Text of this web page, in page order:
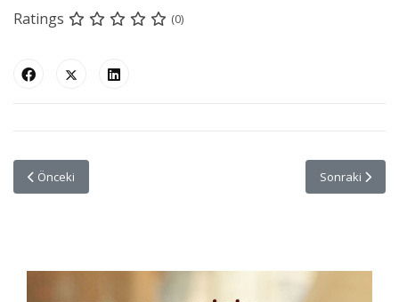
Ratings (0)
Önceki makale: Fotoğraf Makinesi Satın Alırken - II
Önceki Sonraki
Sonraki